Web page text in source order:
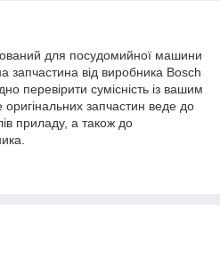
для посудомийної машини
запчастина від виробника Bosch
перевірити сумісність із вашим
запчастин веде до
приладу, а також до